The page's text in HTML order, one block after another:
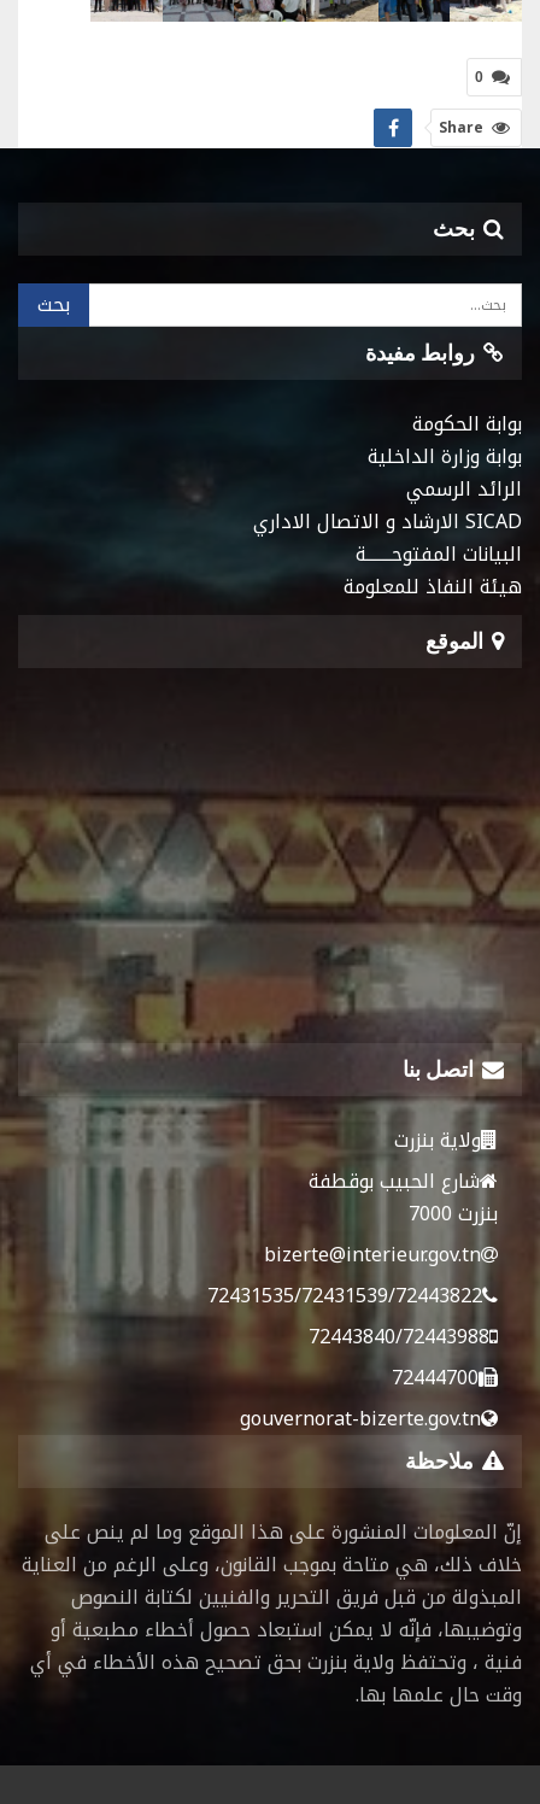
0
Share
بحث
روابط مفيدة
بوابة الحكومة
بوابة وزارة الداخلية
الرائد الرسمي
SICAD الارشاد و الاتصال الاداري
البيانات المفتوحـــــــة
هيئة النفاذ للمعلومة
الموقع
اتصل بنا
ولاية بنزرت
شارع الحبيب بوقطفة
بنزرت 7000
bizerte@interieur.gov.tn
72431535/72431539/72443822
72443840/72443988
72444700
gouvernorat-bizerte.gov.tn
ملاحظة
إنّ المعلومات المنشورة على هذا الموقع وما لم ينص على
خلاف ذلك، هي متاحة بموجب القانون، وعلى الرغم من العناية
المبذولة من قبل فريق التحرير والفنيين لكتابة النصوص
وتوضيبها، فإنّه لا يمكن استبعاد حصول أخطاء مطبعية أو
فنية ، وتحتفظ ولاية بنزرت بحق تصحيح هذه الأخطاء في أي
وقت حال علمها بها.